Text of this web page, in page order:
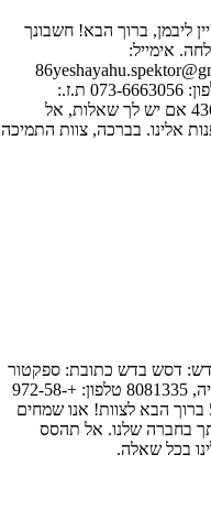
ליבמן, ברוך הבא! חשבונך
אימייל:
מספר טלפון: 073-6663056 ת.ז.:
436611339 אם יש לך שאלות, אל
אלינו. בברכה, צוות התמיכה
דסש בדש כתובת: ספקטור
240, נהריה, 8081335 טלפון: +972-58-
5190287 ברוך הבא לצוות! אנו שמחים
בחברה שלנו. אל תהסס
בכל שאלה.